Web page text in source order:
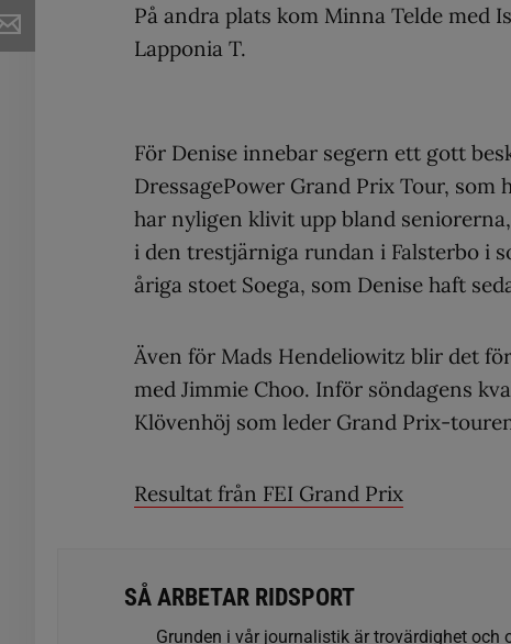
På andra plats kom Minna Telde med
Lapponia T.
För Denise innebar segern ett gott
DressagePower Grand Prix Tour,
har nyligen klivit upp bland
i den trestjärniga rundan i Falsterbo i
åriga stoet Soega, som Denise haft
Även för Mads Hendeliowitz blir det
med Jimmie Choo. Inför söndagens
Klövenhöj som leder Grand Prix-
Resultat från FEI Grand Prix
SÅ ARBETAR RIDSPORT
Grunden i vår journalistik är trovärdighet och